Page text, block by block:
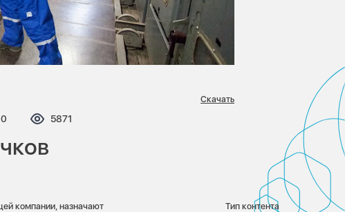
Комментариев:
0 Просмотров:
5871
Скачать
компании, назначают
Тип контента